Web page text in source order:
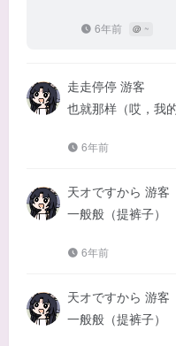
6年前 @ ~
走走停停 游客
也就那样（哎，我
6年前
天オですから 游客
一般般（提裤子）
6年前
天オですから 游客
一般般（提裤子）